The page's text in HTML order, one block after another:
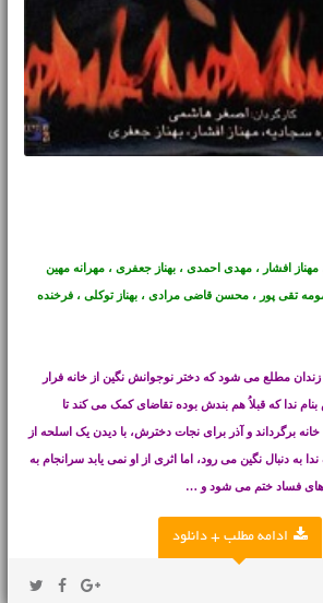
مهناز افشار ، مهدی احمدی ، بهناز جعفری ، مهرانه مهین
تقی پور ، محسن قاضی مرادی ، بهناز توکلی ، فرخنده
زندان مطلع می شود که دختر نوجوانش نگین از خانه فرار
ندا که قبلاُ هم بندش بوده تقاضای کمک می کند تا
خانه برگرداند و آذر برای نجات دخترش، با دیدن یک اسلحه از
به دنبال نگین می رود، اما اثری از او نمی یابد سرانجام به
های فساد ختم می شود و …
ادامه مطلب + دانلود